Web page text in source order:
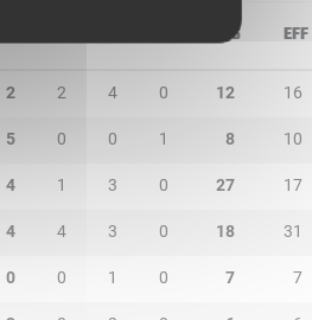
PTS EFF
2 2 4 0 12 16
5 0 0 1 8 10
4 1 3 0 27 17
4 4 3 0 18 31
0 0 1 0 7 7